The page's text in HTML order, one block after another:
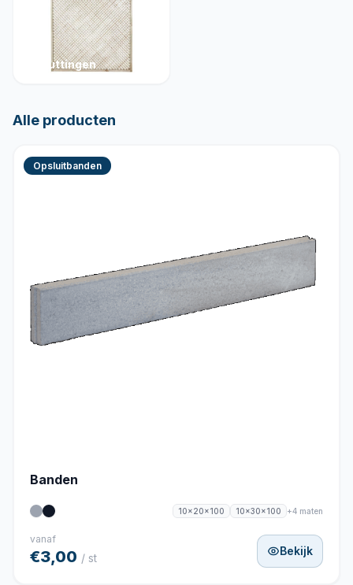
Schuttingen
Alle producten
Opsluitbanden
Banden
10x20x100 10x30x100 +4 maten
vanaf
€3,00 / st
Bekijk